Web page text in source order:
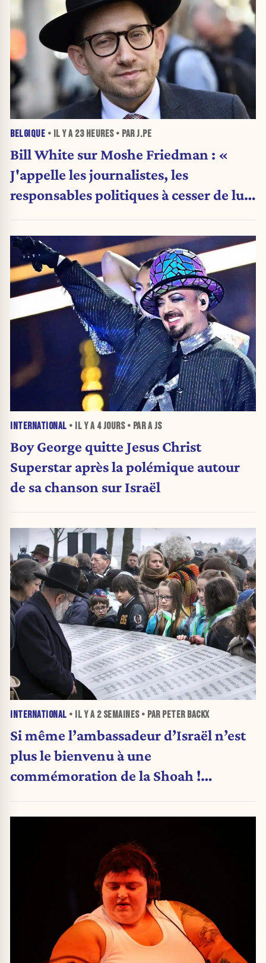
BELGIQUE • IL Y A 23 HEURES• PAR J.PE
Bill White sur Moshe Friedman : «
J'appelle les journalistes, les
responsables politiques à cesser de lui
INTERNATIONAL • IL Y A 4 JOURS• PAR A JS
Boy George quitte Jesus Christ
Superstar après la polémique autour
de sa chanson sur Israël
INTERNATIONAL • IL Y A 2 SEMAINES• PAR PETER BACKX
Si même l’ambassadeur d’Israël n’est
plus le bienvenu à une
commémoration de la Shoah !